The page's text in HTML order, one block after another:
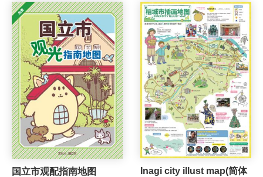
国立市观配指南地图
Inagi city illust map(简体